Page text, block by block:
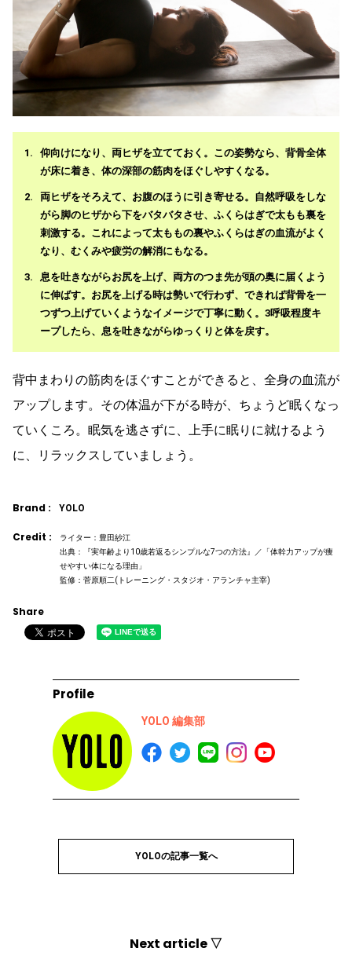
仰向けになり、両ヒザを立てておく。この姿勢なら、背骨全体
が床に着き、体の深部の筋肉をほぐしやすくなる。
両ヒザをそろえて、お腹のほうに引き寄せる。自然呼吸をしな
がら脚のヒザから下をバタバタさせ、ふくらはぎで太もも裏を
刺激する。これによって太ももの裏やふくらはぎの血流がよく
なり、むくみや疲労の解消にもなる。
息を吐きながらお尻を上げ、両方のつま先が頭の奥に届くよう
に伸ばす。お尻を上げる時は勢いで行わず、できれば背骨を一
つずつ上げていくようなイメージで丁寧に動く。3呼吸程度キ
ープしたら、息を吐きながらゆっくりと体を戻す。
背中まわりの筋肉をほぐすことができると、全身の血流が
アップします。その体温が下がる時が、ちょうど眠くなっ
ていくころ。眠気を逃さずに、上手に眠りに就けるよう
に、リラックスしていましょう。
Brand : YOLO
Credit :
ライター：豊田紗江
出典：『実年齢より10歳若返るシンプルな7つの方法』／「体幹力アップが痩
せやすい体になる理由」
監修：菅原順二(トレーニング・スタジオ・アランチャ主宰)
Share
Profile
YOLO 編集部
YOLOの記事一覧へ
Next article ▽